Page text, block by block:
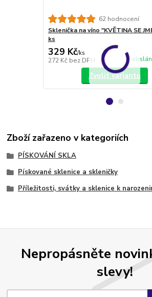
62 hodnocení
Sklenička na víno "KVĚTINA SE
ks
329 Kč/ks
272 Kč bez DPH
Zvolit variantu
Zboží zařazeno v kategoriích
PÍSKOVÁNÍ SKLA
Pískované sklenice a skleničky
Příležitosti, svátky a sklenice k
Nepropásněte
slevy!